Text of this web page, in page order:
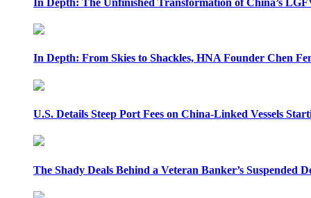
In Depth: The Unfinished Transformation of China’s
In Depth: From Skies to Shackles, HNA Founder Chen
U.S. Details Steep Port Fees on China-Linked Vessels
The Shady Deals Behind a Veteran Banker’s Suspended